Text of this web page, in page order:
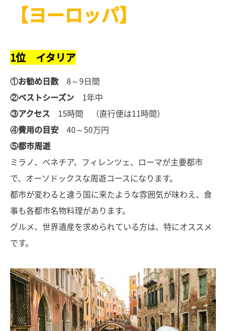
【ヨーロッパ】
1位 イタリア
①お勧め日数 8～9日間
②ベストシーズン 1年中
③アクセス 15時間 （直行便は11時間）
④費用の目安 40～50万円
⑤都市周遊
ミラノ、ベネチア、フィレンツェ、ローマが主要都市
で、オーソドックスな周遊コースになります。
都市が変わると違う国に来たような雰囲気が味わえ、食
事も各都市名物料理があります。
グルメ、世界遺産を求められている方は、特にオススメ
です。